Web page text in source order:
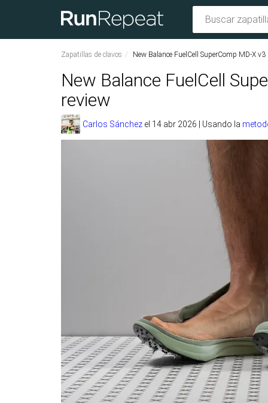
Zapatillas de clavos New Balance FuelCell SuperComp MD-X v3
New Balance FuelCell
review
Carlos Sánchez el 14 abr 2026 Usando la